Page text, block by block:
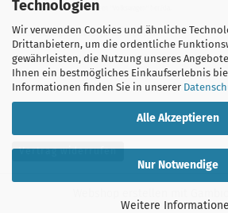
Technologien
Wir verwenden Cookies und ähnliche
Drittanbietern, um die ordentliche
gewährleisten, die Nutzung unseres
Ihnen ein bestmögliches Einkaufserlebnis
Informationen finden Sie in unserer
Alle Akzeptieren
Nur Notwendige
Weitere
Verbindung zu dem Unternehmen "Volkswagen" her/da.
Die Beschreibungen, Zeichnungen und Angaben zur
Verwendung sind sorgfältig überprüft worden.
Vertrag widerrufen